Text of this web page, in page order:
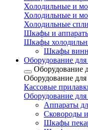
Холодильные и
Холодильные и
Холодильные
Шкафы и
Шкафы
Шкафы
Оборудование для
Оборудование
Оборудование для
Кассовые
Оборудование
Аппараты
Сковороды
Шкафы